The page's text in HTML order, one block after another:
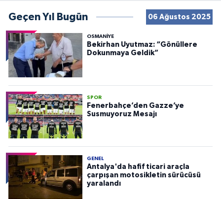
Geçen Yıl Bugün 06 Ağustos 2025
OSMANIYE
Bekirhan Uyutmaz: “Gönüllere
Dokunmaya Geldik”
SPOR
Fenerbahçe’den Gazze’ye
Susmuyoruz Mesajı
GENEL
Antalya'da hafif ticari araçla
çarpışan motosikletin sürücüsü
yaralandı